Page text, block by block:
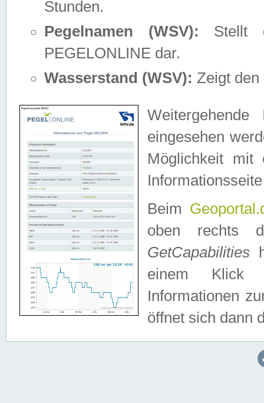
Stunden.
Pegelnamen (WSV): Stellt
PEGELONLINE dar.
Wasserstand (WSV): Zeigt den
eingesehen
Möglichkeit mit
Beim
oben rechts
GetCapabilities
einem Klick
Informationen
öffnet sich dann